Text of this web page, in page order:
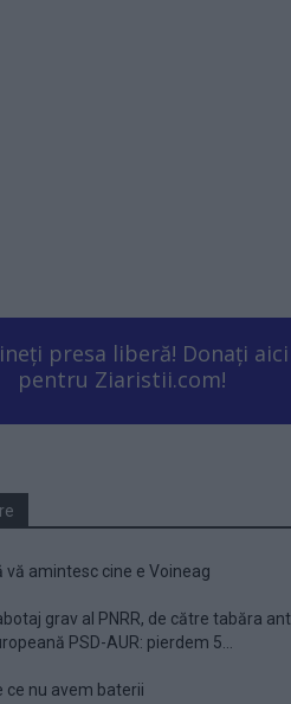
presa liberă! Donați aici
pentru Ziaristii.com!
vă amintesc cine e Voineag
grav al PNRR, de către tabăra
PSD-AUR: pierdem 5...
ce nu avem baterii